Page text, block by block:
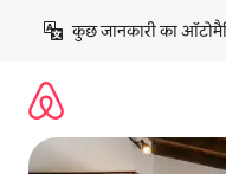
छोड़कर
कॉन्टेंट
कुछ जानकारी का